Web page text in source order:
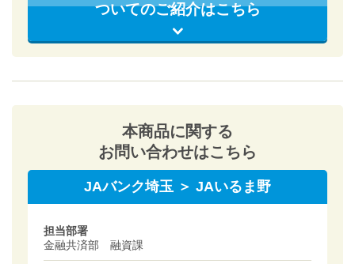
ついてのご紹介はこちら
本商品に関する
お問い合わせはこちら
JAバンク埼玉 ＞ JAいるま野
担当部署
金融共済部 融資課